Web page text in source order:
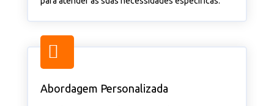
Abordagem Personalizada